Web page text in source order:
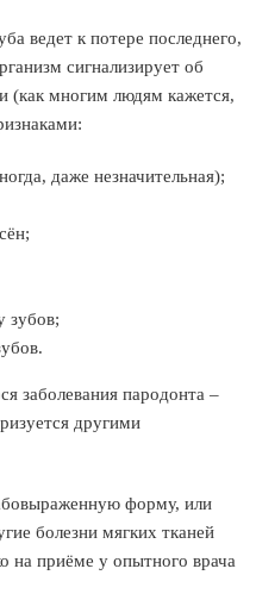
ведет к потере последнего,
сигнализирует об
(как многим людям кажется,
даже незначительная);
зубов;
заболевания пародонта –
другими
форму, или
болезни мягких тканей
на приёме у опытного врача